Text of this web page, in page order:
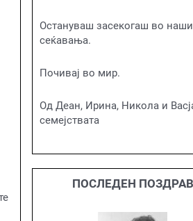
Остануваш засекогаш во
сеќавања.
Почивај во мир.
Од Деан, Ирина, Никола и
семејствата
ПОСЛЕДЕН ПОЗДРАВ